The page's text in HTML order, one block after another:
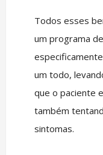
Todos esses
um programa
um todo,
que o paciente
também
sintomas.